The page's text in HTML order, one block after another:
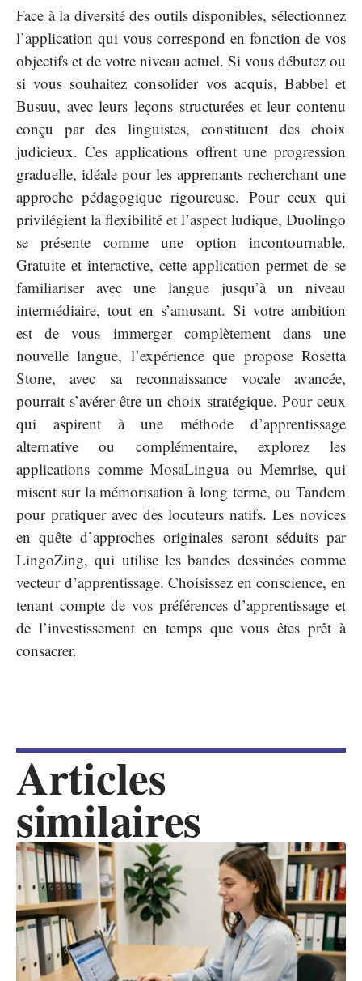
Face à la diversité des outils disponibles, sélectionnez
l’application qui vous correspond en fonction de vos
objectifs et de votre niveau actuel. Si vous débutez ou
si vous souhaitez consolider vos acquis, Babbel et
Busuu, avec leurs leçons structurées et leur contenu
conçu par des linguistes, constituent des choix
judicieux. Ces applications offrent une progression
graduelle, idéale pour les apprenants recherchant une
approche pédagogique rigoureuse. Pour ceux qui
privilégient la flexibilité et l’aspect ludique, Duolingo
se présente comme une option incontournable.
Gratuite et interactive, cette application permet de se
familiariser avec une langue jusqu’à un niveau
intermédiaire, tout en s’amusant. Si votre ambition
est de vous immerger complètement dans une
nouvelle langue, l’expérience que propose Rosetta
Stone, avec sa reconnaissance vocale avancée,
pourrait s’avérer être un choix stratégique. Pour ceux
qui aspirent à une méthode d’apprentissage
alternative ou complémentaire, explorez les
applications comme MosaLingua ou Memrise, qui
misent sur la mémorisation à long terme, ou Tandem
pour pratiquer avec des locuteurs natifs. Les novices
en quête d’approches originales seront séduits par
LingoZing, qui utilise les bandes dessinées comme
vecteur d’apprentissage. Choisissez en conscience, en
tenant compte de vos préférences d’apprentissage et
de l’investissement en temps que vous êtes prêt à
consacrer.
Articles
similaires